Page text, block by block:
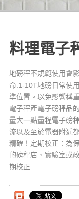
料理電子
地磅秤不規範使用會
命.1-10T地磅日常使
準位置。以免影響稱
電子秤產電子磅秤品
量大一點量程電子磅
流以及至於電器附近
精確！定期校正：為
的磅秤店、實驗室或
期校正